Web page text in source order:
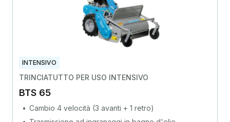
INTENSIVO
TRINCIATUTTO PER USO INTENSIVO
BTS 65
Cambio 4 velocità (3 avanti + 1 retro)